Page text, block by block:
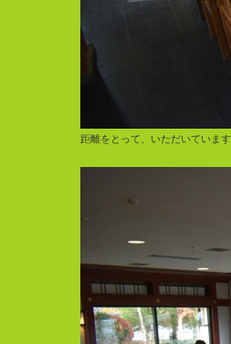
距離をとって、いただいています